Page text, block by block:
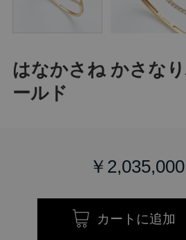
はなかさね かさな
ールド
￥2,035,000